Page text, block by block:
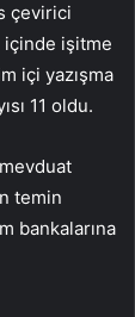
çevirici
içinde işitme
içi yazışma
11 oldu.
temin
bankalarına